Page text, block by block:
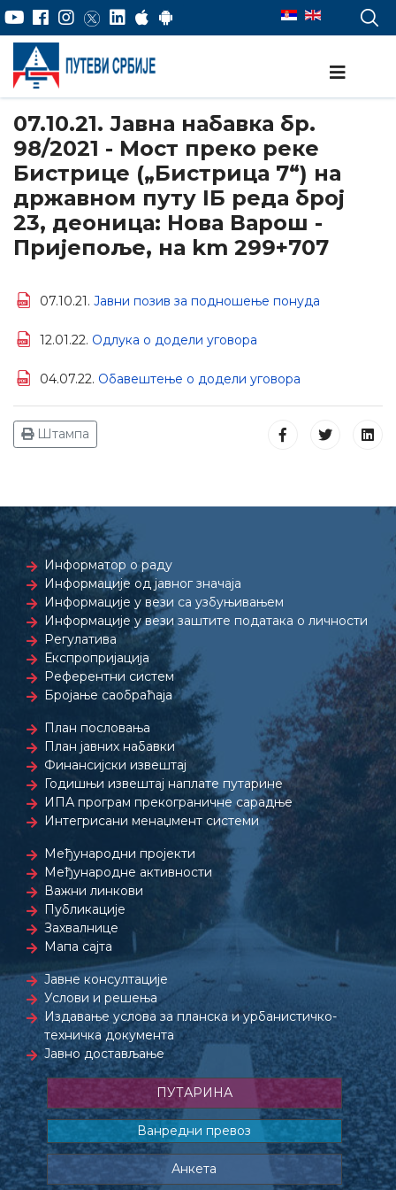
07.10.21. Јавна набавка бр.
98/2021 - Мост преко реке
Бистрице („Бистрица 7“) на
државном путу IБ реда број
23, деоница: Нова Варош -
Пријепоље, на km 299+707
07.10.21. Јавни позив за подношење понуда
12.01.22. Одлука о додели уговора
04.07.22. Обавештење о додели уговора
Штампа
Информатор о раду
Информације од јавног значаја
Информације у вези са узбуњивањем
Информације у вези заштите података о личности
Регулатива
Експропријација
Референтни систем
Бројање саобраћаја
План пословања
План јавних набавки
Финансијски извештај
Годишњи извештај наплате путарине
ИПА програм прекограничне сарадње
Интегрисани менаџмент системи
Међународни пројекти
Међународне активности
Важни линкови
Публикације
Захвалнице
Мапа сајта
Јавне консултације
Услови и решења
Издавање услова за планска и урбанистичко-
техничка документа
Јавно достављање
ПУТАРИНА
Ванредни превоз
Анкета